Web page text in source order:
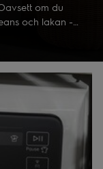
om du
och lakan -